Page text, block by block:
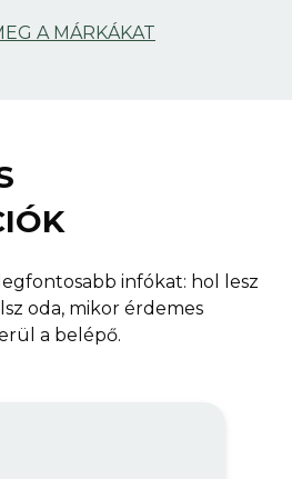
A MÁRKÁKAT
infókat: hol lesz
oda, mikor érdemes
a belépő.